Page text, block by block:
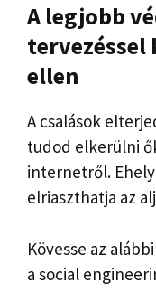
A legjobb
tervezéssel
ellen
A csalások
tudod elkerülni
internetről.
elriaszthatja az
Kövesse az
a social